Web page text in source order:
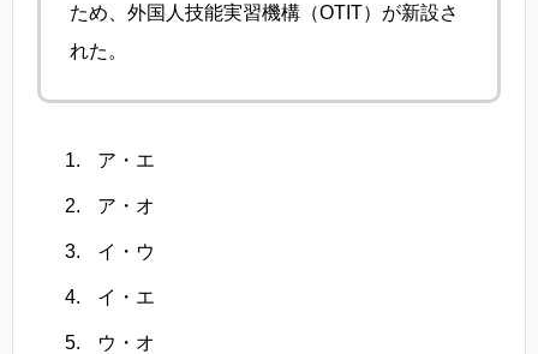
ため、外国人技能実習機構（OTIT）が新設さ
れた。
ア・エ
ア・オ
イ・ウ
イ・エ
ウ・オ